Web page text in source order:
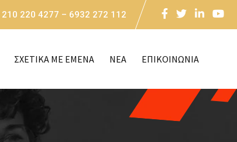
210 220 4277 – 6932 272 112
ΣΧΕΤΙΚΑ ΜΕ ΕΜΕΝΑ NEA ΕΠΙΚΟΙΝΩΝΙΑ